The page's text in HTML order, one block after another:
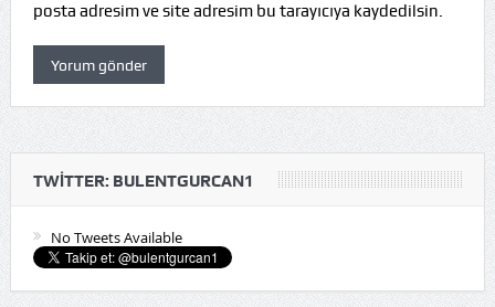
posta adresim ve site adresim bu tarayıcıya kaydedilsin.
TWITTER: BULENTGURCAN1
No Tweets Available